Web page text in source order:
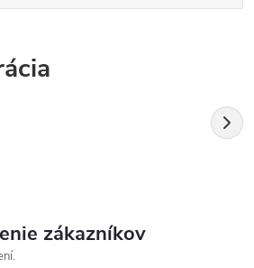
zákazníkov